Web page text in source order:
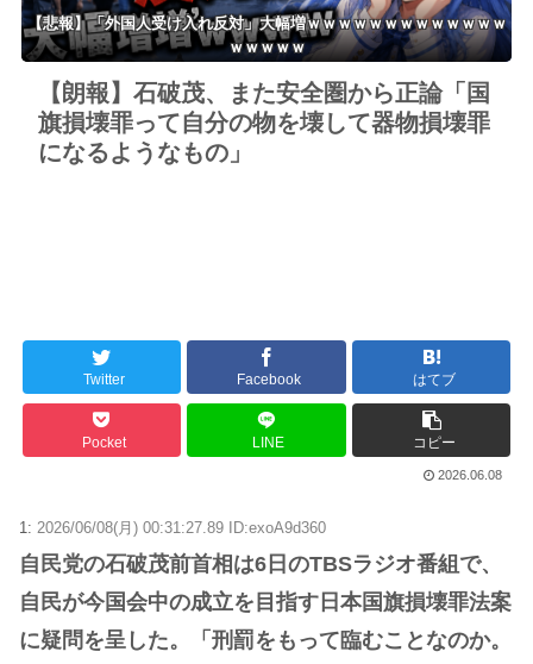
【悲報】「外国人受け入れ反対」大幅増ｗｗｗｗｗｗｗｗｗｗｗｗｗ
ｗｗｗｗｗ
【朗報】石破茂、また安全圏から正論「国
旗損壊罪って自分の物を壊して器物損壊罪
になるようなもの」
Twitter Facebook はてブ
Pocket LINE コピー
2026.06.08
1: 2026/06/08(月) 00:31:27.89 ID:exoA9d360
自民党の石破茂前首相は6日のTBSラジオ番組で、
自民が今国会中の成立を目指す日本国旗損壊罪法案
に疑問を呈した。「刑罰をもって臨むことなのか。